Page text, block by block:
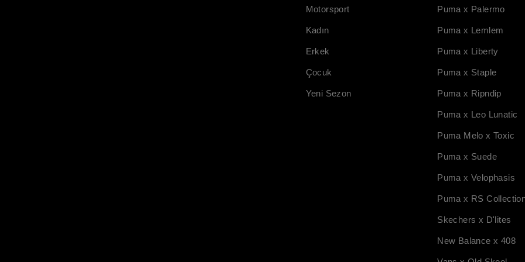
Motorsport
Kadın
Erkek
Çocuk
Yeni Sezon
Puma x Palermo
Puma x Lemlem
Puma x Liberty
Puma x Staple
Puma x Ripndip
Puma x Leo Lunatic
Puma Melo x Toxic
Puma x Suede
Puma x Velophasis
Puma x RS
Skechers x D'lites
New Balance x 408